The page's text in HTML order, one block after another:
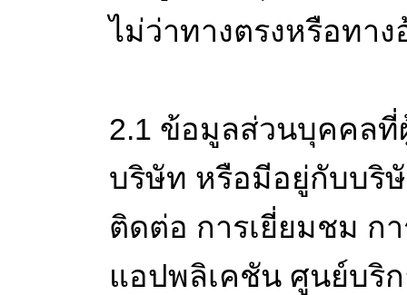
ไม่ว่าทางตรงหรือทา
2.1 ข้อมูลส่วนบุคคลที่
บริษัท หรือมีอยู่กับบริ
ติดต่อ การเยี่ยมชม ก
แอปพลิเคชัน ศูนย์บริ